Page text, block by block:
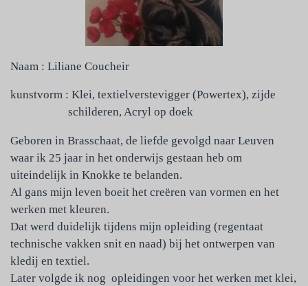
Naam : Liliane Coucheir
kunstvorm : Klei, textielverstevigger (Powertex), zijde
schilderen, Acryl op doek
Geboren in Brasschaat, de liefde gevolgd naar Leuven
waar ik 25 jaar in het onderwijs gestaan heb om
uiteindelijk in Knokke te belanden.
Al gans mijn leven boeit het creëren van vormen en het
werken met kleuren.
Dat werd duidelijk tijdens mijn opleiding (regentaat
technische vakken snit en naad) bij het ontwerpen van
kledij en textiel.
Later volgde ik nog opleidingen voor het werken met klei,